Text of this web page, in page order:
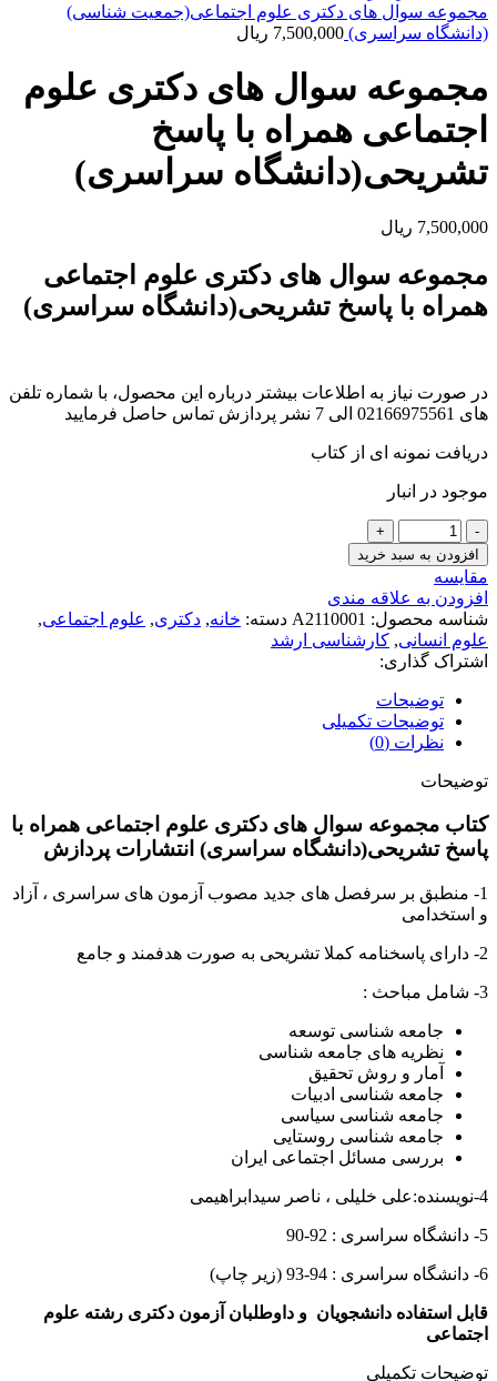
مجموعه سوال های دکتری علوم اجتماعی(جمعیت شناسی)
(دانشگاه سراسری) 7,500,000 ریال
مجموعه سوال های دکتری علوم
اجتماعی همراه با پاسخ
تشریحی(دانشگاه سراسری)
7,500,000 ریال
مجموعه سوال های دکتری علوم اجتماعی
همراه با پاسخ تشریحی(دانشگاه سراسری)
در صورت نیاز به اطلاعات بیشتر درباره این محصول، با شماره تلفن
های 02166975561 الی 7 نشر پردازش تماس حاصل فرمایید
دریافت نمونه ای از کتاب
موجود در انبار
مجموعه
سوال
های
دکتری
علوم
اجتماعی
همراه
با
پاسخ
تشریحی(دانشگاه
سراسری)
افزودن به سبد خرید
مقايسه
افزودن به علاقه مندی
شناسه محصول: A2110001 دسته: خانه, دکتری, علوم اجتماعی,
علوم انسانی, کارشناسی ارشد
اشتراک گذاری:
توضیحات
توضیحات تکمیلی
نظرات (0)
توضیحات
کتاب مجموعه سوال های دکتری علوم اجتماعی همراه با
پاسخ تشریحی(دانشگاه سراسری) انتشارات پردازش
1- منطبق بر سرفصل های جدید مصوب آزمون های سراسری ، آزاد
و استخدامی
2- دارای پاسخنامه کملا تشریحی به صورت هدفمند و جامع
3- شامل مباحث :
جامعه شناسی توسعه
نظریه های جامعه شناسی
آمار و روش تحقیق
جامعه شناسی ادبیات
جامعه شناسی سیاسی
جامعه شناسی روستایی
بررسی مسائل اجتماعی ایران
4-نویسنده:علی خلیلی ، ناصر سیدابراهیمی
5- دانشگاه سراسری : 92-90
6- دانشگاه سراسری : 94-93 (زیر چاپ)
قابل استفاده دانشجویان و داوطلبان آزمون دکتری رشته علوم
اجتماعی
توضیحات تکمیلی